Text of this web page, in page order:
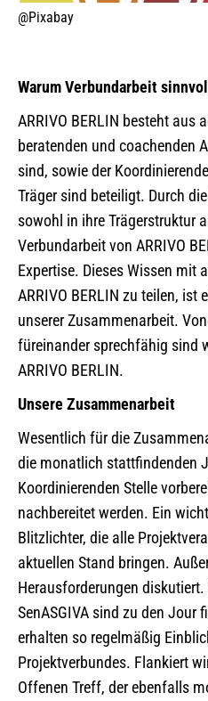
@Pixabay
Warum Verbundarbeit
ARRIVO BERLIN besteht aus
beratenden und coachenden
sind, sowie der
Träger sind beteiligt. Durch
sowohl in ihre Trägerstruktur
Verbundarbeit von ARRIVO
Expertise. Dieses Wissen mit
ARRIVO BERLIN zu teilen, ist
unserer Zusammenarbeit.
füreinander sprechfähig sind
ARRIVO BERLIN.
Unsere Zusammenarbeit
Wesentlich für die
die monatlich stattfindenden
Koordinierenden Stelle
nachbereitet werden. Ein
Blitzlichter, die alle
aktuellen Stand bringen.
Herausforderungen diskutiert.
SenASGIVA sind zu den Jour
erhalten so regelmäßig
Projektverbundes. Flankiert
Offenen Treff, der ebenfalls